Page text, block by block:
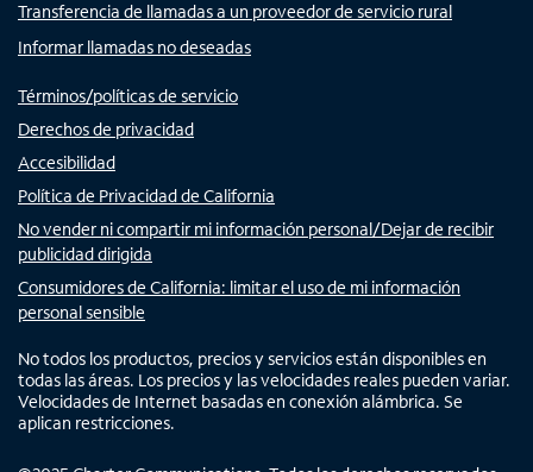
Transferencia de llamadas a un proveedor de servicio rural
Informar llamadas no deseadas
Términos/políticas de servicio
Derechos de privacidad
Accesibilidad
Política de Privacidad de California
No vender ni compartir mi información personal/Dejar de recibir
publicidad dirigida
Consumidores de California: limitar el uso de mi información
personal sensible
No todos los productos, precios y servicios están disponibles en
todas las áreas. Los precios y las velocidades reales pueden variar.
Velocidades de Internet basadas en conexión alámbrica. Se
aplican restricciones.